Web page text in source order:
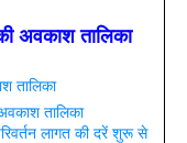
अवकाश तालिका
तालिका
तालिका
लागत की दरें शुरू से